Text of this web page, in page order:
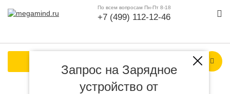
По всем вопросам Пн-Пт 8-18
+7 (499) 112-12-46
Запрос на Зарядное
устройство от